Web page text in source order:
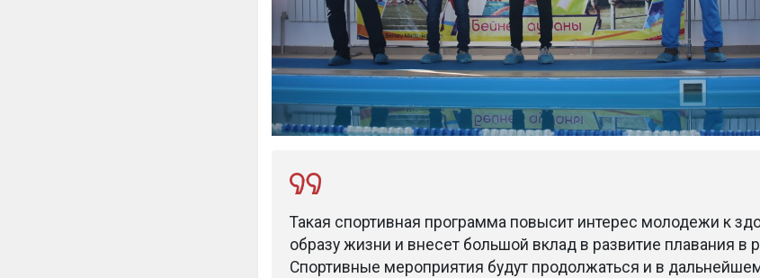
Такая спортивная программа повысит интерес молодежи к
образу жизни и внесет большой вклад в развитие плавания в
Спортивные мероприятия будут продолжаться и в